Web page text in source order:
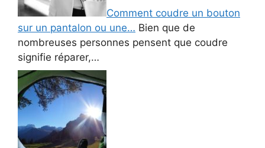
Comment coudre un bouton
sur un pantalon ou une… Bien que de
nombreuses personnes pensent que coudre
signifie réparer,…